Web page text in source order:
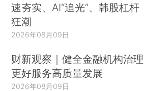
速夯实、AI“追光”、韩股杠杆
狂潮
2026年08月09日
财新观察｜健全金融机构治理
更好服务高质量发展
2026年08月09日